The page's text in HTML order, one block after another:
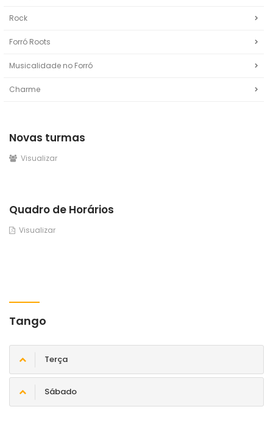
Rock
Forró Roots
Musicalidade no Forró
Charme
Novas turmas
Visualizar
Quadro de Horários
Visualizar
Tango
Terça
Sábado